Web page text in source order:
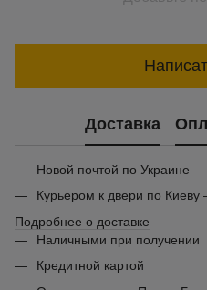
Доставка
Новой почтой по Украине —
Курьером к двери по Киеву
Подробнее о доставке
Наличными при получении
Кредитной картой